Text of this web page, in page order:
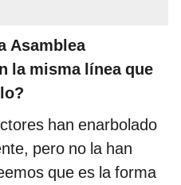
Asamblea
la misma línea que
han enarbolado
pero no la han
que es la forma